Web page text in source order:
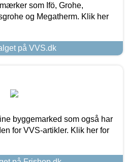
som Ifö, Grohe,
og Megatherm. Klik her
på VVS.dk
byggemarked som også har
for VVS-artikler. Klik her for